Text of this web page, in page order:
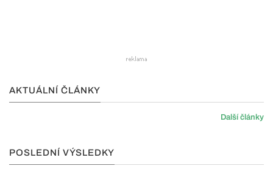
AKTUÁLNÍ ČLÁNKY
Další články
POSLEDNÍ VÝSLEDKY